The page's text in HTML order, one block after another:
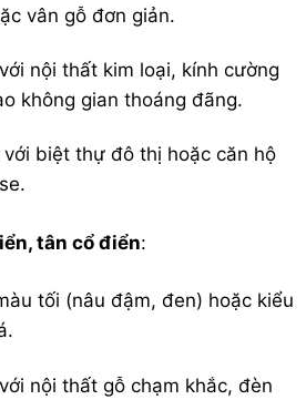
vân gỗ đơn giản.
nội thất kim loại, kính cường
không gian thoáng đãng.
với biệt thự đô thị hoặc căn hộ
tân cổ điển:
tối (nâu đậm, đen) hoặc kiểu
nội thất gỗ chạm khắc, đèn